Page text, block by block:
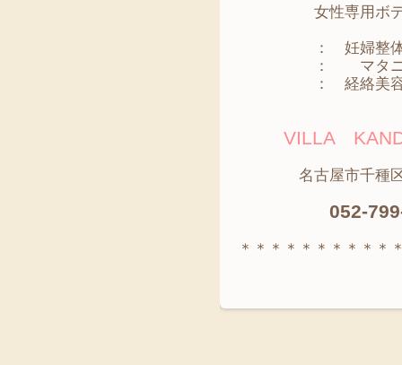
女性専用ボディ
： 妊婦整体・
： マタニ
： 経絡美容
VILLA
名古屋市千種区
052-
＊＊＊＊＊＊＊＊＊＊